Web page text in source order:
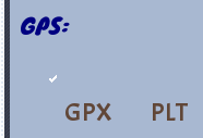
GPS:
GPX PLT